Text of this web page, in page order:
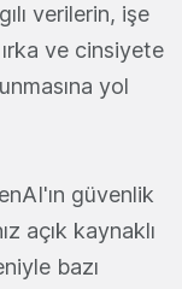
verilerin, işe
ve cinsiyete
yol
güvenlik
açık kaynaklı
bazı